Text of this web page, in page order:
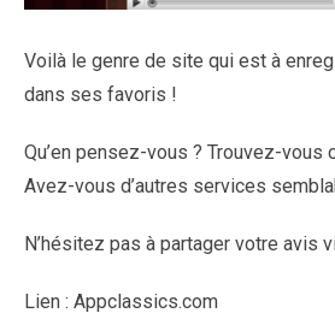
Voilà le genre de site qui est à
dans ses favoris !
Qu’en pensez-vous ? Trouvez-vous
Avez-vous d’autres services
N’hésitez pas à partager votre avis
Lien : Appclassics.com